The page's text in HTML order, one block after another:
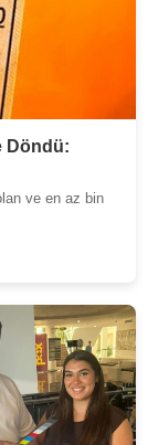
Döndü:
ve en az bin